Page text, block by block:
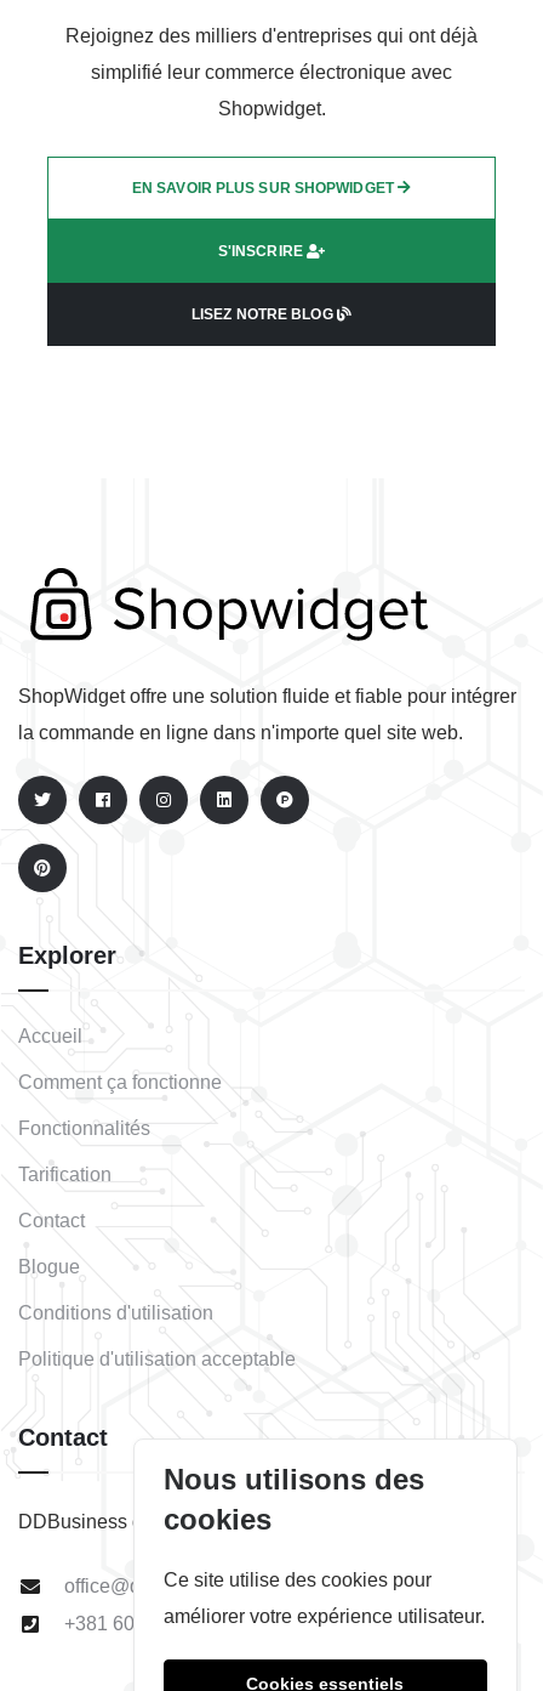
Rejoignez des milliers d'entreprises qui ont déjà
simplifié leur commerce électronique avec
Shopwidget.
EN SAVOIR PLUS SUR SHOPWIDGET
S'INSCRIRE
LISEZ NOTRE BLOG
ShopWidget offre une solution fluide et fiable pour intégrer
la commande en ligne dans n'importe quel site web.
Explorer
Accueil
Comment ça fonctionne
Fonctionnalités
Tarification
Contact
Blogue
Conditions d'utilisation
Politique d'utilisation acceptable
Contact
DDBusiness d.o.o. Subotica
office@ddbusiness.rs
+381 60 511 22 01
Nous utilisons des
cookies
Ce site utilise des cookies pour
améliorer votre expérience utilisateur.
Cookies essentiels